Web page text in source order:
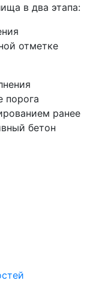
в два этапа:
отметке
порога
ранее
бетон